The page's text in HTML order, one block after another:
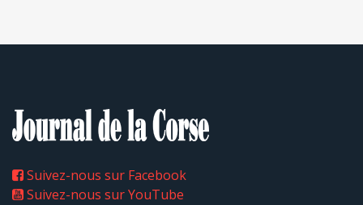
Suivez-nous sur Facebook
Suivez-nous sur YouTube